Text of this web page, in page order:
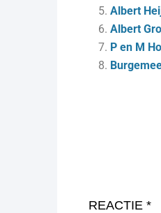
Albert
Albert
P en M
REACTIE *